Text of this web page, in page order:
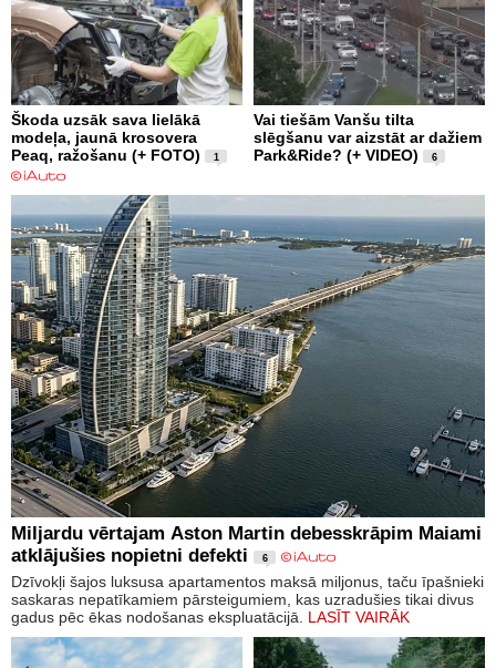
Škoda uzsāk sava lielākā
modeļa, jaunā krosovera
Peaq, ražošanu (+ FOTO)
1
Vai tiešām Vanšu tilta
slēgšanu var aizstāt ar dažiem
Park&Ride? (+ VIDEO)
6
Miljardu vērtajam Aston Martin debesskrāpim Maiami
atklājušies nopietni defekti
6
Dzīvokļi šajos luksusa apartamentos maksā miljonus, taču īpašnieki
saskaras nepatīkamiem pārsteigumiem, kas uzradušies tikai divus
gadus pēc ēkas nodošanas ekspluatācijā. LASĪT VAIRĀK